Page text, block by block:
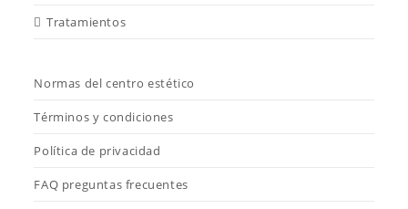
Tratamientos
Normas del centro estético
Términos y condiciones
Política de privacidad
FAQ preguntas frecuentes